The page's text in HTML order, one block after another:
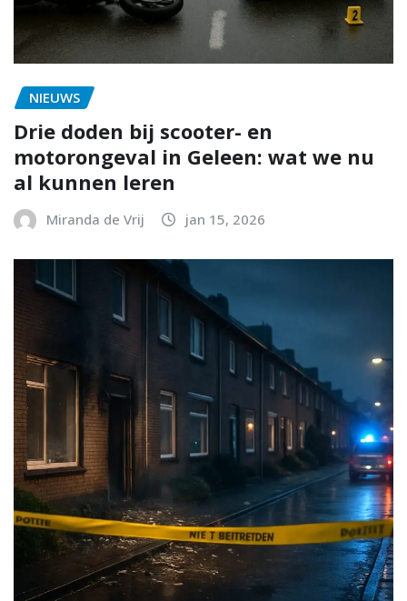
NIEUWS
Drie doden bij scooter- en
motorongeval in Geleen: wat we nu
al kunnen leren
Miranda de Vrij jan 15, 2026